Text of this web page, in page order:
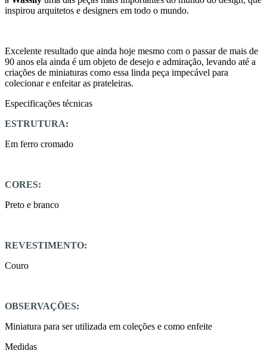
inspirou arquitetos e designers em todo o mundo.
Excelente resultado que ainda hoje mesmo com o passar de mais de
90 anos ela ainda é um objeto de desejo e admiração, levando até a
criações de miniaturas como essa linda peça impecável para
colecionar e enfeitar as prateleiras.
Especificações técnicas
ESTRUTURA:
Em ferro cromado
CORES:
Preto e branco
REVESTIMENTO:
Couro
OBSERVAÇÕES:
Miniatura para ser utilizada em coleções e como enfeite
Medidas